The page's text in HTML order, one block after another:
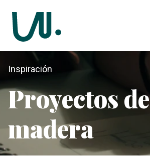
Inspiración
Proyectos de
madera